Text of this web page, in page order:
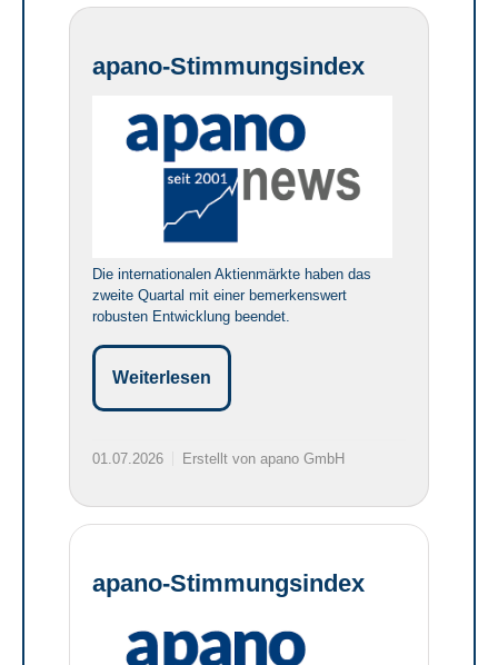
apano-Stimmungsindex
Die internationalen Aktienmärkte haben das
zweite Quartal mit einer bemerkenswert
robusten Entwicklung beendet.
Weiterlesen
01.07.2026 Erstellt von apano GmbH
apano-Stimmungsindex